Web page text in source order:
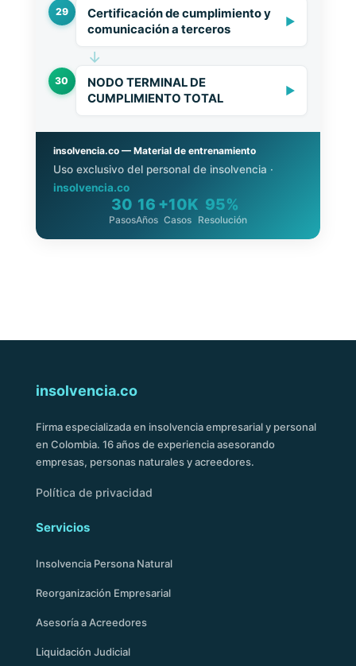
29
Certificación de cumplimiento y
comunicación a terceros
▶
↓
30
NODO TERMINAL DE
CUMPLIMIENTO TOTAL
▶
insolvencia.co — Material de entrenamiento
Uso exclusivo del personal de insolvencia ·
insolvencia.co
30
Pasos
16
Años
+10K
Casos
95%
Resolución
insolvencia.co
Firma especializada en insolvencia empresarial y personal
en Colombia. 16 años de experiencia asesorando
empresas, personas naturales y acreedores.
Política de privacidad
Servicios
Insolvencia Persona Natural
Reorganización Empresarial
Asesoría a Acreedores
Liquidación Judicial